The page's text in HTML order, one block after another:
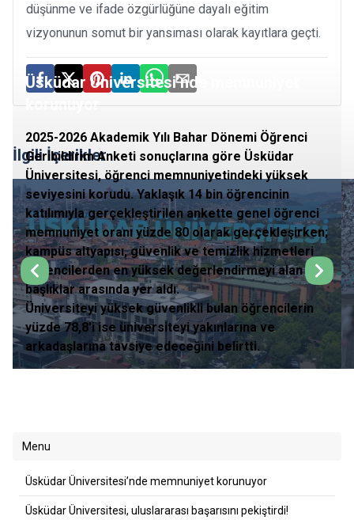
düşünme ve ifade özgürlüğüne dayalı eğitim
vizyonunun somut bir yansıması olarak kayıtlara geçti.
İlgili İçerikler
Üsküdar Üniversitesi’nde memnuniyet
korunuyor
2025-2026 Akademik Yılı Bahar Dönemi Öğrenci
Geribildirim Anketi sonuçlarına göre Üsküdar
Üniversitesi, öğrenci memnuniyetindeki yüksek
seviyesini korudu. Yaklaşık 14 bin öğrencinin
katılımıyla gerçekleştirilen ankette genel öğrenci
memnuniyet oranı yüzde 80 olarak gerçekleşirken;
kampüs altyapısı, güvenlik ve temizlik hizmetleri
öğrencilerden en yüksek değerlendirmeyi alan
başlıklar arasında yer aldı.
Üniversiteyi yüksek güvenlikli bulan öğrencilerin
yüzde 78,8'i ise üniversiteyi yakınlarına ve
arkadaşlarına tavsiye edeceğini belirtti.
Menu
Üsküdar Üniversitesi’nde memnuniyet korunuyor
Üsküdar Üniversitesi, uluslararası başarısını pekiştirdi!